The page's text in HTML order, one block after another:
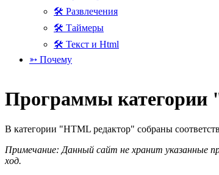
🛠 Развлечения
🛠 Таймеры
🛠 Текст и Html
➳ Почему
Программы категории
В категории "HTML редактор" собраны
Примечание: Данный сайт не хранит указанные
ход.